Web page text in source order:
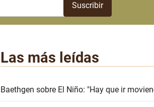
Las más leídas
Baethgen sobre El Niño: "Hay que ir